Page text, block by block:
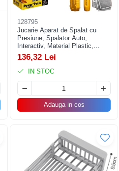
128795
Jucarie Aparat de Spalat cu
Presiune, Spalator Auto,
Interactiv, Material Plastic,
Accesorii Incluse, 38x26x17.5
cm, Portocaliu
136,32 Lei
IN STOC
Adauga in cos